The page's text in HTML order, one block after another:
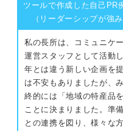
ツールで作成した自己PR
（リーダーシップが強み
私の長所は、コミュニケ
運営スタッフとして活動
年とは違う新しい企画を
は不安もありましたが、
終的には「地域の特産品
ことに決まりました。準
との連携を図り、様々な